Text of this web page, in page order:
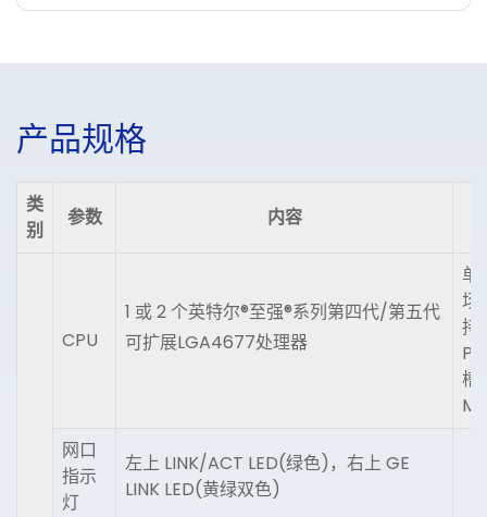
产品规格
类
别
参数 内容
CPU
1 或 2 个英特尔®至强®系列第四代/第五代
可扩展LGA4677处理器
单
场
持
槽
网口
指示
灯
左上 LINK/ACT LED(绿色)，右上 GE
LINK LED(黄绿双色)